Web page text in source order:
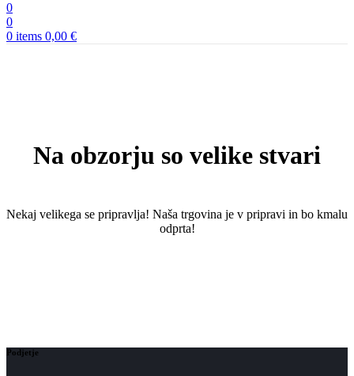
0
0
0 items 0,00 €
Na obzorju so velike stvari
Nekaj ​​velikega se pripravlja! Naša trgovina je v pripravi in ​​bo kmalu
odprta!
Podjetje